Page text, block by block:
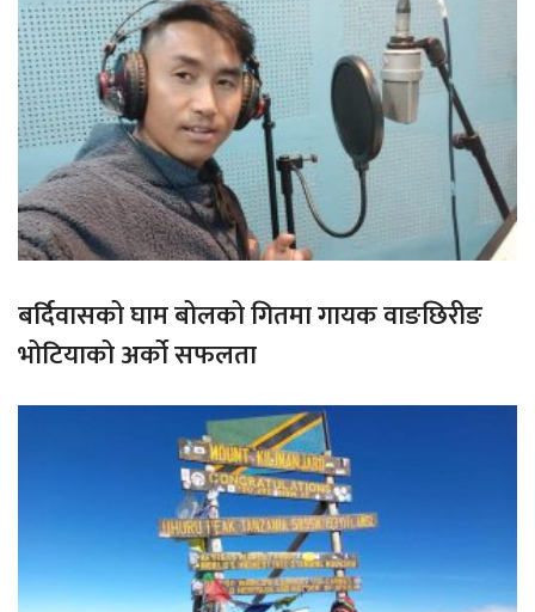
बर्दिवासको घाम बोलको गितमा गायक वाङछिरीङ
भोटियाको अर्को सफलता